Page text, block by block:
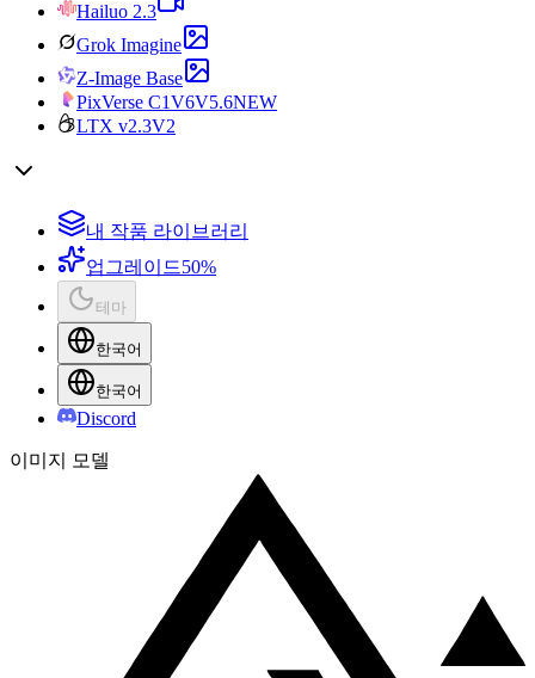
Hailuo 2.3
Grok Imagine
Z-Image Base
PixVerse C1V6V5.6NEW
LTX v2.3V2
내 작품 라이브러리
업그레이드50%
테마
한국어
한국어
Discord
이미지 모델